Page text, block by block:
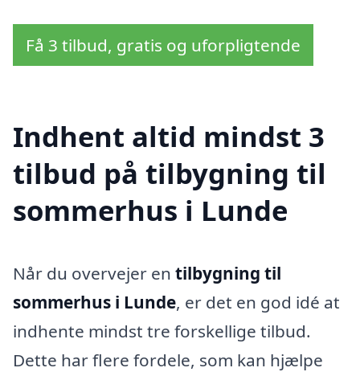
Få 3 tilbud, gratis og uforpligtende
Indhent altid mindst 3
tilbud på tilbygning til
sommerhus i Lunde
Når du overvejer en tilbygning til
sommerhus i Lunde, er det en god idé at
indhente mindst tre forskellige tilbud.
Dette har flere fordele, som kan hjælpe